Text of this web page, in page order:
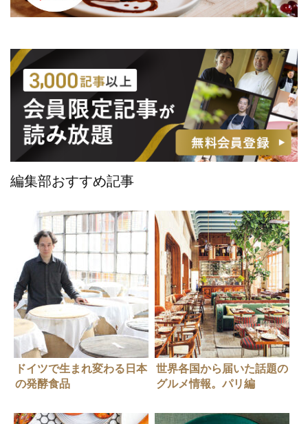
編集部おすすめ記事
ドイツで生まれ変わる日本
の発酵食品
世界各国から届いた話題の
グルメ情報。パリ編